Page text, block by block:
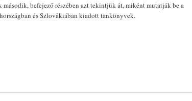
befejező részében azt tekintjük át, miként mutatják be a
és Szlovákiá­ban kiadott tankönyvek.